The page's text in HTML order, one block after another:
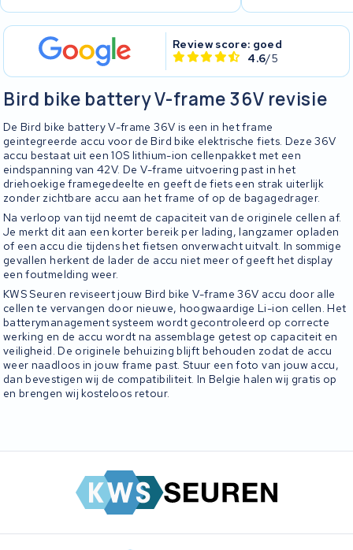
Review score: goed
4.6/5
Bird bike battery V-frame 36V revisie
De Bird bike battery V-frame 36V is een in het frame
geintegreerde accu voor de Bird bike elektrische fiets. Deze 36V
accu bestaat uit een 10S lithium-ion cellenpakket met een
eindspanning van 42V. De V-frame uitvoering past in het
driehoekige framegedeelte en geeft de fiets een strak uiterlijk
zonder zichtbare accu aan het frame of op de bagagedrager.
Na verloop van tijd neemt de capaciteit van de originele cellen af.
Je merkt dit aan een korter bereik per lading, langzamer opladen
of een accu die tijdens het fietsen onverwacht uitvalt. In sommige
gevallen herkent de lader de accu niet meer of geeft het display
een foutmelding weer.
KWS Seuren reviseert jouw Bird bike V-frame 36V accu door alle
cellen te vervangen door nieuwe, hoogwaardige Li-ion cellen. Het
batterymanagement systeem wordt gecontroleerd op correcte
werking en de accu wordt na assemblage getest op capaciteit en
veiligheid. De originele behuizing blijft behouden zodat de accu
weer naadloos in jouw frame past. Stuur een foto van jouw accu,
dan bevestigen wij de compatibiliteit. In Belgie halen wij gratis op
en brengen wij kosteloos retour.